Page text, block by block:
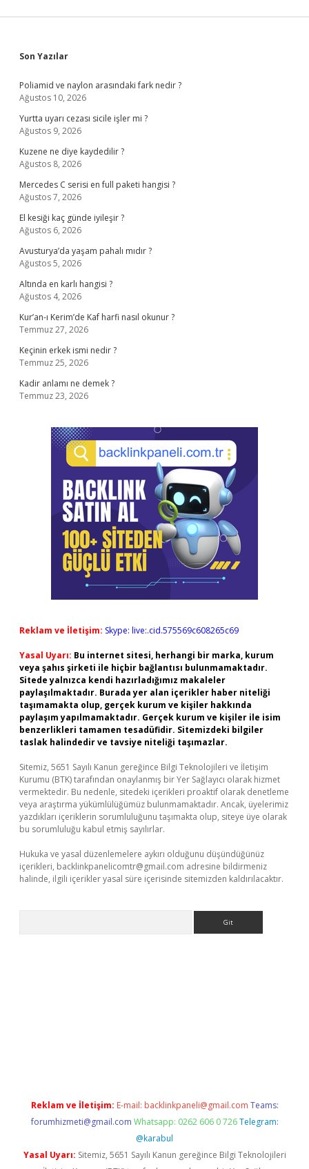
Sidebar
Son Yazılar
Poliamid ve naylon arasındaki fark nedir ?
Ağustos 10, 2026
Yurtta uyarı cezası sicile işler mi ?
Ağustos 9, 2026
Kuzene ne diye kaydedilir ?
Ağustos 8, 2026
Mercedes C serisi en full paketi hangisi ?
Ağustos 7, 2026
El kesiği kaç günde iyileşir ?
Ağustos 6, 2026
Avusturya’da yaşam pahalı mıdır ?
Ağustos 5, 2026
Altında en karlı hangisi ?
Ağustos 4, 2026
Kur’an-ı Kerim’de Kaf harfi nasıl okunur ?
Temmuz 27, 2026
Keçinin erkek ismi nedir ?
Temmuz 25, 2026
Kadir anlamı ne demek ?
Temmuz 23, 2026
Reklam ve İletişim: Skype: live:.cid.575569c608265c69
Yasal Uyarı: Bu internet sitesi, herhangi bir marka, kurum
veya şahıs şirketi ile hiçbir bağlantısı bulunmamaktadır.
Sitede yalnızca kendi hazırladığımız makaleler
paylaşılmaktadır. Burada yer alan içerikler haber niteliği
taşımamakta olup, gerçek kurum ve kişiler hakkında
paylaşım yapılmamaktadır. Gerçek kurum ve kişiler ile isim
benzerlikleri tamamen tesadüfidir. Sitemizdeki bilgiler
taslak halindedir ve tavsiye niteliği taşımazlar.
Sitemiz, 5651 Sayılı Kanun gereğince Bilgi Teknolojileri ve İletişim
Kurumu (BTK) tarafından onaylanmış bir Yer Sağlayıcı olarak hizmet
vermektedir. Bu nedenle, sitedeki içerikleri proaktif olarak denetleme
veya araştırma yükümlülüğümüz bulunmamaktadır. Ancak, üyelerimiz
yazdıkları içeriklerin sorumluluğunu taşımakta olup, siteye üye olarak
bu sorumluluğu kabul etmiş sayılırlar.
Hukuka ve yasal düzenlemelere aykırı olduğunu düşündüğünüz
içerikleri, backlinkpanelicomtr@gmail.com adresine bildirmeniz
halinde, ilgili içerikler yasal süre içerisinde sitemizden kaldırılacaktır.
Reklam ve İletişim: E-mail: backlinkpaneli@gmail.com Teams:
forumhizmeti@gmail.com Whatsapp: 0262 606 0 726 Telegram:
@karabul
Yasal Uyarı: Sitemiz, 5651 Sayılı Kanun gereğince Bilgi Teknolojileri